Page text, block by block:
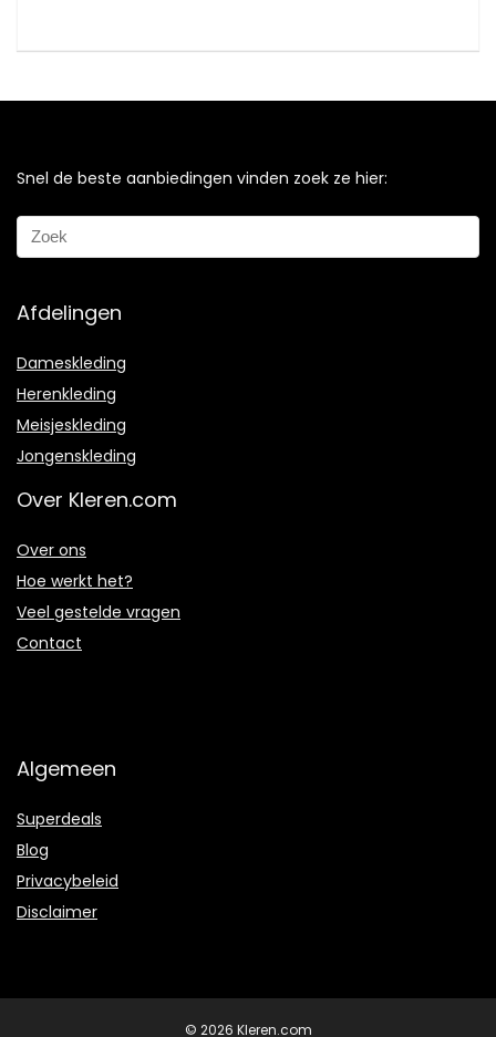
Snel de beste aanbiedingen vinden zoek ze hier:
Afdelingen
Dameskleding
Herenkleding
Meisjeskleding
Jongenskleding
Over Kleren.com
Over ons
Hoe werkt het?
Veel gestelde vragen
Contact
Algemeen
Superdeals
Blog
Privacybeleid
Disclaimer
© 2026 Kleren.com